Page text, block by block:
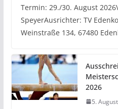
Termin: 29./30. August
SpeyerAusrichter: TV
Weinstraße 134, 67480
2026
5.